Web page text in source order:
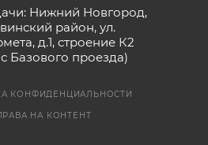
Нижний Новгород,
район, ул.
д.1, строение К2
Базового проезда)
КОНФИДЕНЦИАЛЬНОСТИ
НА КОНТЕНТ